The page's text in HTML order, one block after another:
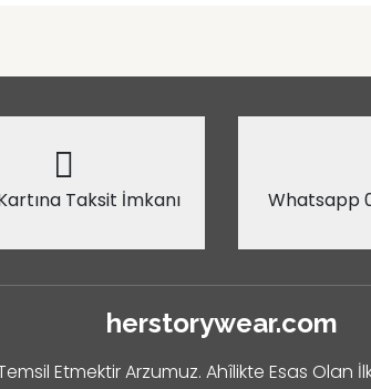
Taksit İmkanı Whatsapp
herstorywear.com
Etmektir Arzumuz. Ahîlikte Esas Olan